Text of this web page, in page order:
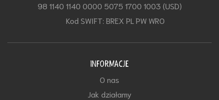
98 1140 1140 0000 5075 1700 1003 (USD)
Kod SWIFT: BREX PL PW WRO
INFORMACJE
O nas
Jak działamy